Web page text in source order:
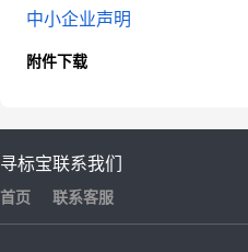
中小企业声明
附件下载
寻标宝
首页
联系我们
联系客服